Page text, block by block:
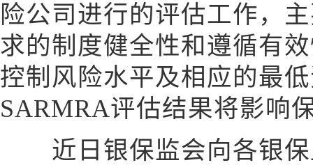
险公司进行的评估工作，
求的制度健全性和遵循有
控制风险水平及相应的最
SARMRA评估结果将影响
近日银保监会向各银保